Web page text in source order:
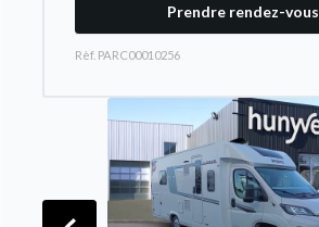
Prendre rendez-vous
Rèf. PARC00010256